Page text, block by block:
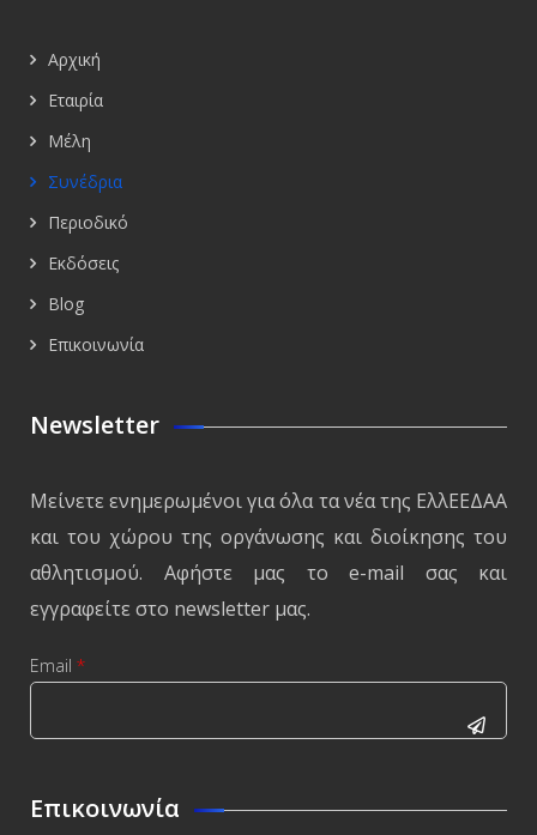
Αρχική
Εταιρία
Μέλη
Συνέδρια
Περιοδικό
Εκδόσεις
Blog
Επικοινωνία
Newsletter
Μείνετε ενημερωμένοι για όλα τα νέα της ΕλλΕΕΔΑΑ
και του χώρου της οργάνωσης και διοίκησης του
αθλητισμού. Αφήστε μας το e-mail σας και
εγγραφείτε στο newsletter μας.
Email *
This
Επικοινωνία